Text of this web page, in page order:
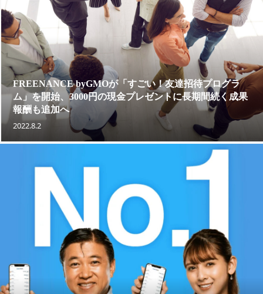
FREENANCE byGMOが「すごい！友達招待プログラ
ム」を開始、3000円の現金プレゼントに長期間続く成果
報酬も追加へ
2022.8.2